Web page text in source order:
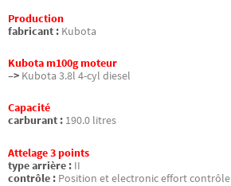
Production
fabricant : Kubota
Kubota m100g moteur
–> Kubota 3.8l 4-cyl diesel
Capacité
carburant : 190.0 litres
Attelage 3 points
type arrière : II
contrôle : Position et electronic effort contrôle